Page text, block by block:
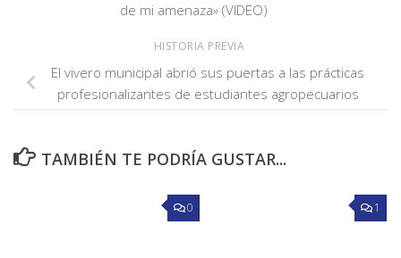
de mi amenaza» (VIDEO)
HISTORIA PREVIA
El vivero municipal abrió sus puertas a las prácticas
profesionalizantes de estudiantes agropecuarios
TAMBIÉN TE PODRÍA GUSTAR...
0 1